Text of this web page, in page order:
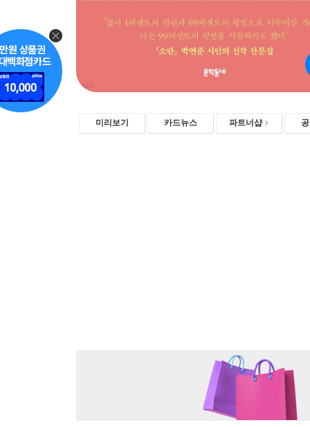
미리보기 카드뉴스 파트너샵